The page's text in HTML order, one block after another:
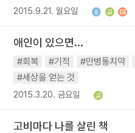
2015.9.21. 월요일
애인이 있으면...
#회복 #기적 #만병통치약
#세상을 얻는 것
2015.3.20. 금요일
고비마다 나를 살린 책